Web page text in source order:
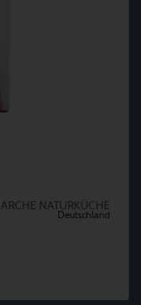
ARCHE NATURKÜCHE
Deutschland